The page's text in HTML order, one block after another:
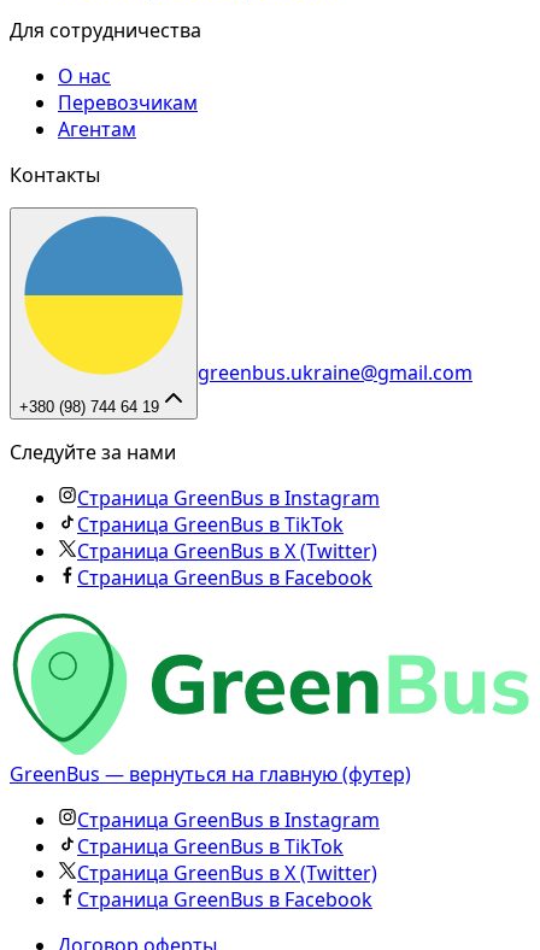
Для сотрудничества
О нас
Перевозчикам
Агентам
Контакты
+380 (98) 744 64 19
greenbus.ukraine@gmail.com
Следуйте за нами
Страница GreenBus в Instagram
Страница GreenBus в TikTok
Страница GreenBus в X (Twitter)
Страница GreenBus в Facebook
GreenBus — вернуться на главную (футер)
Страница GreenBus в Instagram
Страница GreenBus в TikTok
Страница GreenBus в X (Twitter)
Страница GreenBus в Facebook